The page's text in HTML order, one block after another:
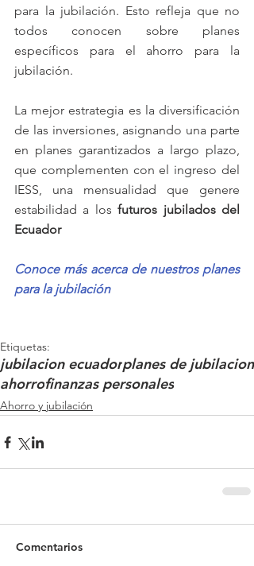
para la jubilación. Esto refleja que no
todos conocen sobre planes
específicos para el ahorro para la
jubilación.
La mejor estrategia es la diversificación
de las inversiones, asignando una parte
en planes garantizados a largo plazo,
que complementen con el ingreso del
IESS, una mensualidad que genere
estabilidad a los futuros jubilados del
Ecuador
Conoce más acerca de nuestros planes
para la jubilación
Etiquetas:
jubilacion ecuadorplanes de jubilacion
ahorrofinanzas personales
Ahorro y jubilación
Comentarios